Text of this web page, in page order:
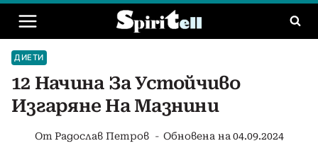
Към
съдържанието
ДИЕТИ
12 Начина За Устойчиво
Изгаряне На Мазнини
От Радослав Петров Обновена на 04.09.2024